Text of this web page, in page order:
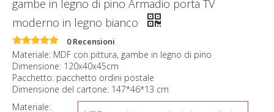
gambe in legno di pino Armadio porta TV
moderno in legno bianco
0 Recensioni
Materiale: MDF con pittura, gambe in legno di pino
Dimensione: 120x40x45cm
Pacchetto: pacchetto ordini postale
Dimensione del cartone: 147*46*13 cm
Materiale: